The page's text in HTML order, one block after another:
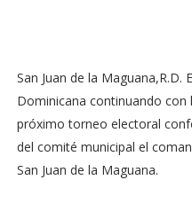
San Juan de la Maguana,R.D.
Dominicana continuando
próximo torneo electoral
del comité municipal el
San Juan de la Maguana.